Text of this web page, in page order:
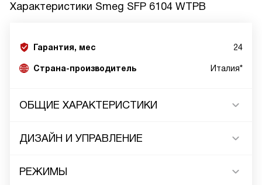
Характеристики Smeg SFP 6104 WTPB
Гарантия, мес 24
Страна-производитель Италия*
ОБЩИЕ ХАРАКТЕРИСТИКИ
ДИЗАЙН И УПРАВЛЕНИЕ
РЕЖИМЫ